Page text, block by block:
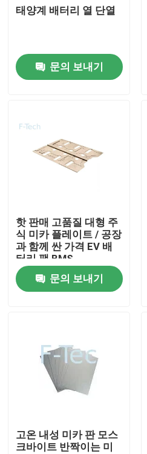
VR 쇼
우리 에 관한 것
공장 투어
저희와 연락
사건
태양계 배터리 열 단열
문의 보내기
핫 판매 고품질 대형 주
식 미카 플레이트 / 공장
과 함께 싼 가격 EV 배
터리 팩 BMS
문의 보내기
고온 내성 미카 판 모스
크바이트 반짝이는 미